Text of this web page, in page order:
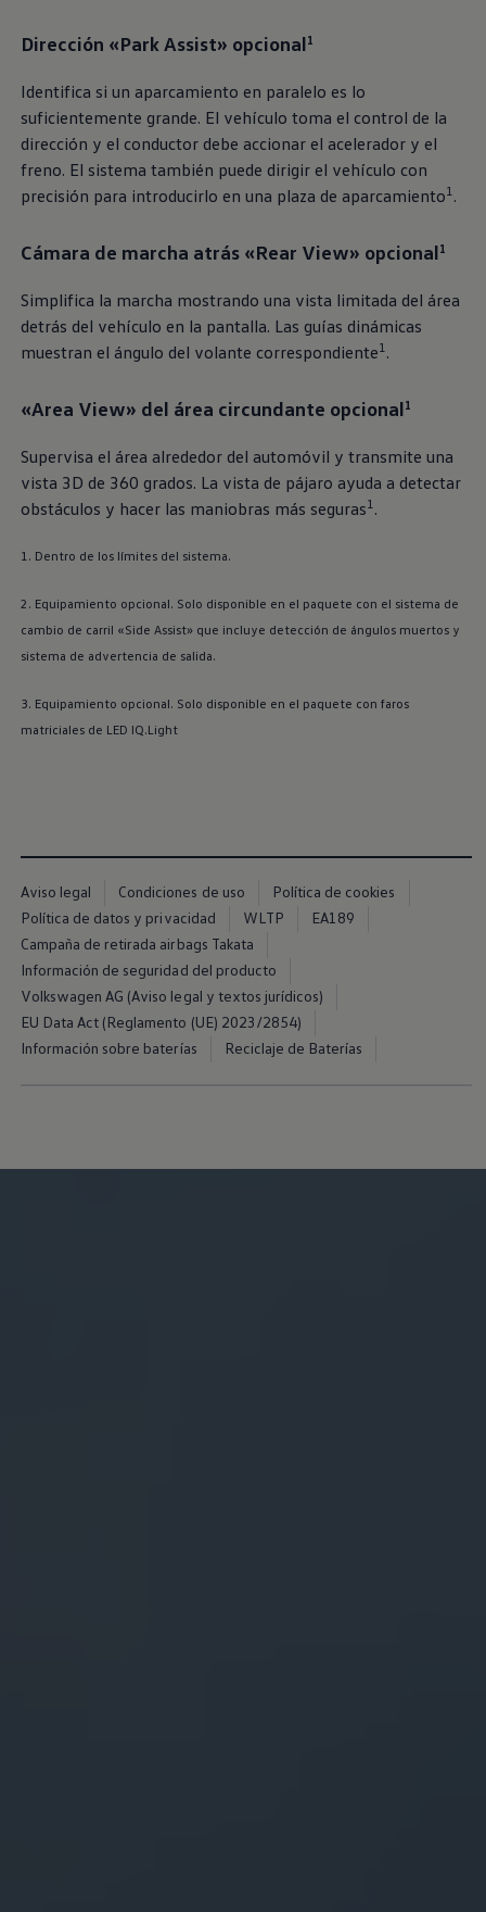
Asistencia y garantía
Asistencia en carretera
Ventajas para profesionales
Vehículo de sustitución
Recogida y entrega del vehículo
ServicePlus
Volkswagen Long Drive
Ofertas posventa
Servicio técnico para eléctricos
Información sobre EA189
Reciclaje de vehículos
Alquiler con Rent-a-Car
Accesorios Originales
Comunidad The Originals
Comunidad The Originals
Concentración FurgoVolkswagen
La historia de las furgos Volkswagen
Camper Tour
Dirección «Park Assist» opcional1
Identifica si un aparcamiento en paralelo es lo
suficientemente grande. El vehículo toma el control de la
dirección y el conductor debe accionar el acelerador y el
freno. El sistema también puede dirigir el vehículo con
precisión para introducirlo en una plaza de aparcamiento1.
Cámara de marcha atrás «Rear View» opcional1
Simplifica la marcha mostrando una vista limitada del área
detrás del vehículo en la pantalla. Las guías dinámicas
muestran el ángulo del volante correspondiente1.
«Area View» del área circundante opcional1
Supervisa el área alrededor del automóvil y transmite una
vista 3D de 360 grados. La vista de pájaro ayuda a detectar
obstáculos y hacer las maniobras más seguras1.
1. Dentro de los límites del sistema.
2. Equipamiento opcional. Solo disponible en el paquete con el sistema de
cambio de carril «Side Assist» que incluye detección de ángulos muertos y
sistema de advertencia de salida.
3. Equipamiento opcional. Solo disponible en el paquete con faros
matriciales de LED IQ.Light
Aviso legal Condiciones de uso
Política de cookies
Política de datos y privacidad
WLTP
EA189
Campaña de retirada airbags Takata
Información de seguridad del producto
Volkswagen AG (Aviso legal y textos jurídicos)
EU Data Act (Reglamento (UE) 2023/2854)
Información sobre baterías
Reciclaje de Baterías